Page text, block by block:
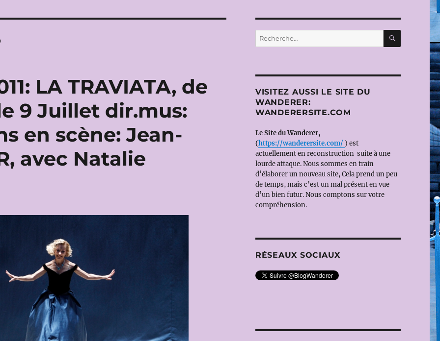
LA TRAVIATA, de
9 Juillet dir.mus:
en scène: Jean-
avec Natalie
Recherche
pour :
VISITEZ AUSSI LE SITE DU
WANDERER:
WANDERERSITE.COM
Le Site du Wanderer,
(https://wanderersite.com/ ) est
actuellement en reconstruction suite à une
lourde attaque. Nous sommes en train
d’élaborer un nouveau site, Cela prend un peu
de temps, mais c’est un mal présent en vue
d’un bien futur. Nous comptons sur votre
compréhension.
RÉSEAUX SOCIAUX